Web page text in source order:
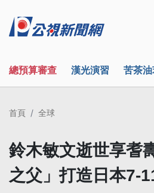
總預算審查 漢光演習 苦茶
首頁 全球
鈴木敏文逝世享耆
之父」打造日本7-